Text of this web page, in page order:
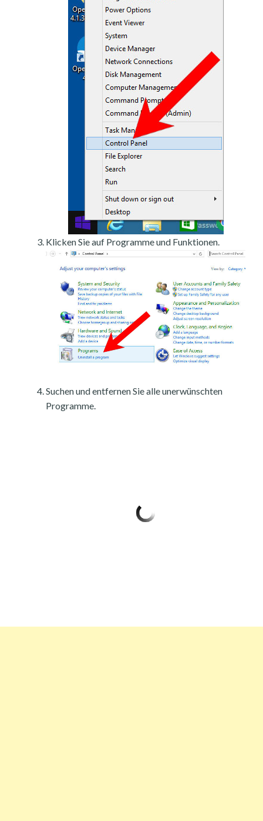
Klicken Sie auf Programme und Funktionen.
Suchen und entfernen Sie alle unerwünschten
Programme.